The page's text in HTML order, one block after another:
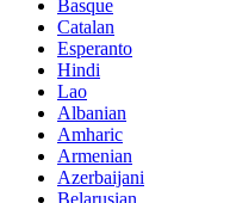
Basque
Catalan
Esperanto
Hindi
Lao
Albanian
Amharic
Armenian
Azerbaijani